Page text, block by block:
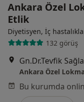
Ankara Özel
Etlik
Diyetisyen, İç
132 görüş
Ankara Özel